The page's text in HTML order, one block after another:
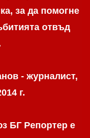
за да помогне
отвъд
- журналист,
г.
БГ Репортере